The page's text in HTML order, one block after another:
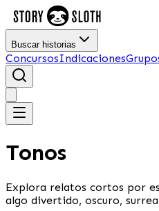
Buscar historias
ConcursosIndicaciones
Tonos
Explora relatos cortos por
algo divertido, oscuro,